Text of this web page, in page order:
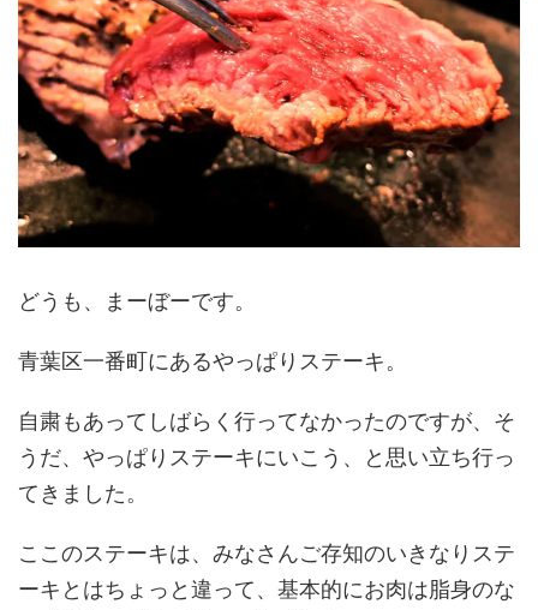
どうも、まーぼーです。
青葉区一番町にあるやっぱりステーキ。
自粛もあってしばらく行ってなかったのですが、そ
うだ、やっぱりステーキにいこう、と思い立ち行っ
てきました。
ここのステーキは、みなさんご存知のいきなりステ
ーキとはちょっと違って、基本的にお肉は脂身のな